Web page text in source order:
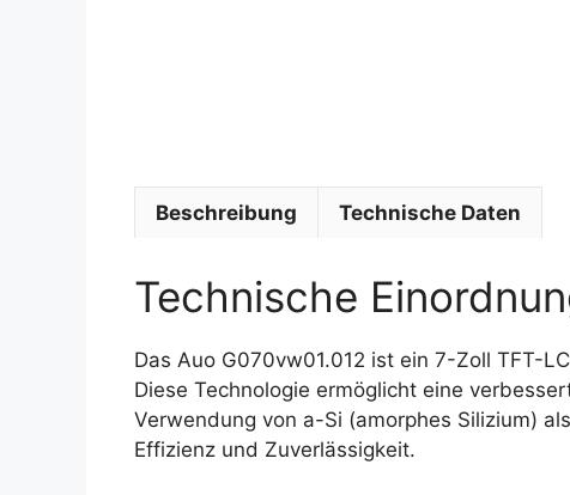
Beschreibung Technische Daten
Technische
Das Auo G070vw01.012 ist ein 7-Zoll TFT-
Diese Technologie ermöglicht eine
Verwendung von a-Si (amorphes Silizium)
Effizienz und Zuverlässigkeit.